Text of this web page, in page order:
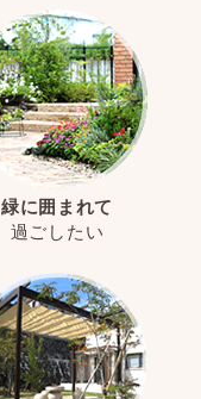
緑に囲まれて
過ごしたい